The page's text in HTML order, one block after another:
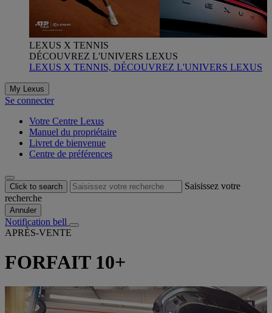
LEXUS X TENNIS
DÉCOUVREZ L'UNIVERS LEXUS
LEXUS X TENNIS, DÉCOUVREZ L'UNIVERS LEXUS
My Lexus
Se connecter
Votre Centre Lexus
Manuel du propriétaire
Livret de bienvenue
Centre de préférences
Click to search
Saisissez votre
recherche
Annuler
Notification bell
APRÈS-VENTE
FORFAIT 10+​